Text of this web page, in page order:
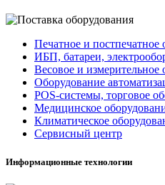
Печатное и постпечатное
ИБП, батареи,
Весовое и измерительное
Оборудование
POS-системы, торговое
Медицинское
Климатическое
Сервисный центр
Информационные технологии